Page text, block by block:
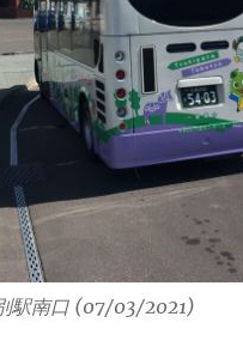
駅南口 (07/03/2021)